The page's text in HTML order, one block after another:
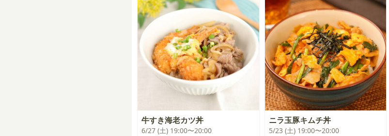
牛すき海老カツ丼
6/27 (土) 19:00〜20:00
ニラ玉豚キムチ丼
5/23 (土) 19:00〜20:00